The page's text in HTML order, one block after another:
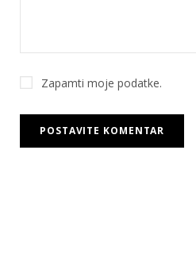
Zapamti moje podatke.